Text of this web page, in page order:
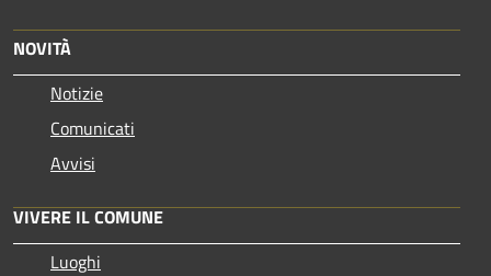
NOVITÀ
Notizie
Comunicati
Avvisi
VIVERE IL COMUNE
Luoghi